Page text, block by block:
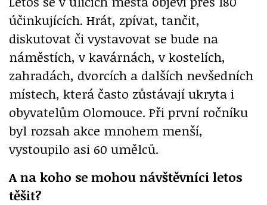
účinkujících. Hrát, zpívat, tančit,
diskutovat či vystavovat se bude na
náměstích, v kavárnách, v kostelích,
zahradách, dvorcích a dalších nevšedních
místech, která často zůstávají ukryta i
obyvatelům Olomouce. Při první ročníku
byl rozsah akce mnohem menší,
vystoupilo asi 60 umělců.
A na koho se mohou návštěvníci letos
těšit?